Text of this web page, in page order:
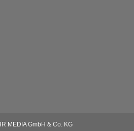
MEDIA GmbH & Co. KG